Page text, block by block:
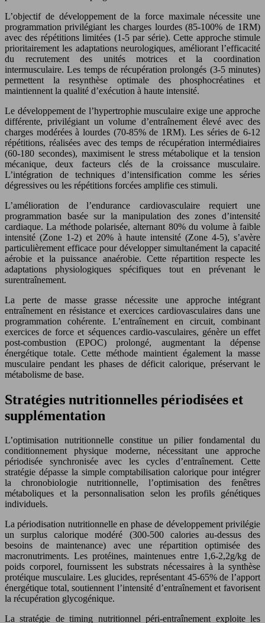
L’objectif de développement de la force maximale nécessite une
programmation privilégiant les charges lourdes (85-100% de 1RM)
avec des répétitions limitées (1-5 par série). Cette approche stimule
prioritairement les adaptations neurologiques, améliorant l’efficacité
du recrutement des unités motrices et la coordination
intermusculaire. Les temps de récupération prolongés (3-5 minutes)
permettent la resynthèse optimale des phosphocréatines et
maintiennent la qualité d’exécution à haute intensité.
Le développement de l’hypertrophie musculaire exige une approche
différente, privilégiant un volume d’entraînement élevé avec des
charges modérées à lourdes (70-85% de 1RM). Les séries de 6-12
répétitions, réalisées avec des temps de récupération intermédiaires
(60-180 secondes), maximisent le stress métabolique et la tension
mécanique, deux facteurs clés de la croissance musculaire.
L’intégration de techniques d’intensification comme les séries
dégressives ou les répétitions forcées amplifie ces stimuli.
L’amélioration de l’endurance cardiovasculaire requiert une
programmation basée sur la manipulation des zones d’intensité
cardiaque. La méthode polarisée, alternant 80% du volume à faible
intensité (Zone 1-2) et 20% à haute intensité (Zone 4-5), s’avère
particulièrement efficace pour développer simultanément la capacité
aérobie et la puissance anaérobie. Cette répartition respecte les
adaptations physiologiques spécifiques tout en prévenant le
surentraînement.
La perte de masse grasse nécessite une approche intégrant
entraînement en résistance et exercices cardiovasculaires dans une
programmation cohérente. L’entraînement en circuit, combinant
exercices de force et séquences cardio-vasculaires, génère un effet
post-combustion (EPOC) prolongé, augmentant la dépense
énergétique totale. Cette méthode maintient également la masse
musculaire pendant les phases de déficit calorique, préservant le
métabolisme de base.
Stratégies nutritionnelles périodisées et
supplémentation
L’optimisation nutritionnelle constitue un pilier fondamental du
conditionnement physique moderne, nécessitant une approche
périodisée synchronisée avec les cycles d’entraînement. Cette
stratégie dépasse la simple comptabilisation calorique pour intégrer
la chronobiologie nutritionnelle, l’optimisation des fenêtres
métaboliques et la personnalisation selon les profils génétiques
individuels.
La périodisation nutritionnelle en phase de développement privilégie
un surplus calorique modéré (300-500 calories au-dessus des
besoins de maintenance) avec une répartition optimisée des
macronutriments. Les protéines, maintenues entre 1,6-2,2g/kg de
poids corporel, fournissent les substrats nécessaires à la synthèse
protéique musculaire. Les glucides, représentant 45-65% de l’apport
énergétique total, soutiennent l’intensité d’entraînement et favorisent
la récupération glycogénique.
La stratégie de timing nutritionnel péri-entraînement exploite les